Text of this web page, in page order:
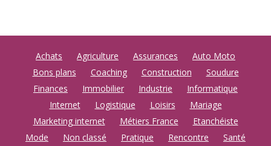
Achats Agriculture Assurances
Auto Moto
Bons plans
Coaching Construction
Soudure
Finances
Immobilier Industrie
Informatique
Internet
Logistique Loisirs
Mariage
Marketing internet
Métiers France
Etanchéiste
Mode
Non classé Pratique Rencontre
Santé